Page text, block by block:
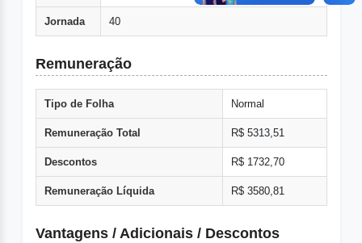
Jornada 40
Remuneração
Tipo de Folha Normal
Remuneração Total R$ 5313,51
Descontos R$ 1732,70
Remuneração Líquida R$ 3580,81
Vantagens / Adicionais / Descontos